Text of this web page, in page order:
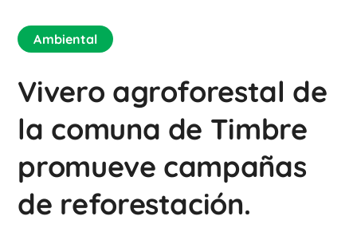
Ambiental
Vivero agroforestal de
la comuna de Timbre
promueve campañas
de reforestación.